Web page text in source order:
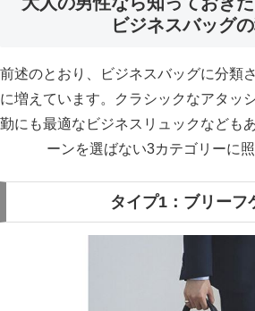
ビジネスバッグ
前述のとおり、ビジネスバッグに分類
に増えています。クラシックなアタッ
勤にも最適なビジネスリュックなども
ーンを選ばない3カテゴリーに照
タイプ1：ブリーフ